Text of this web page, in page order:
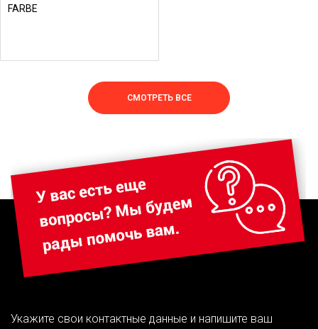
FARBE
СМОТРЕТЬ ВСЕ
Укажите свои контактные данные и напишите ваш